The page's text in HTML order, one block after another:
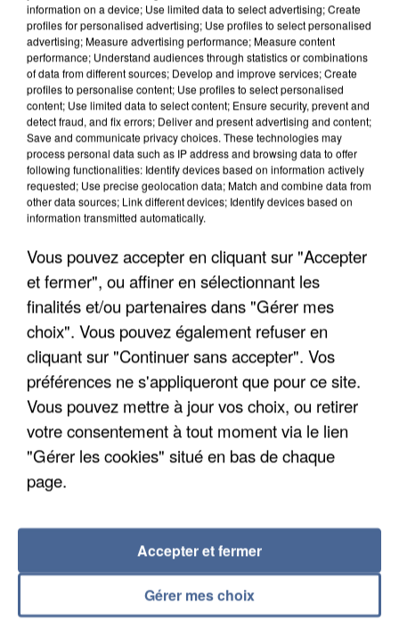
UN SECOND CADRE DE LA DZ MAFIA
INTERPELLÉ EN ALGÉRIE
UNE TOURISTE DE L’OISE EMPORTÉE PAR UNE
COULÉE DE BOUE EN HAUTE-SAVOIE
information on a device; Use limited data to select advertising; Create
profiles for personalised advertising; Use profiles to select personalised
advertising; Measure advertising performance; Measure content
performance; Understand audiences through statistics or combinations
of data from different sources; Develop and improve services; Create
profiles to personalise content; Use profiles to select personalised
content; Use limited data to select content; Ensure security, prevent and
detect fraud, and fix errors; Deliver and present advertising and content;
Save and communicate privacy choices. These technologies may
process personal data such as IP address and browsing data to offer
following functionalities: Identify devices based on information actively
requested; Use precise geolocation data; Match and combine data from
other data sources; Link different devices; Identify devices based on
information transmitted automatically.
Vous pouvez accepter en cliquant sur "Accepter
et fermer", ou affiner en sélectionnant les
finalités et/ou partenaires dans "Gérer mes
choix". Vous pouvez également refuser en
cliquant sur "Continuer sans accepter". Vos
préférences ne s'appliqueront que pour ce site.
Vous pouvez mettre à jour vos choix, ou retirer
votre consentement à tout moment via le lien
"Gérer les cookies" situé en bas de chaque
page.
Gérer mes choix
Accepter et fermer